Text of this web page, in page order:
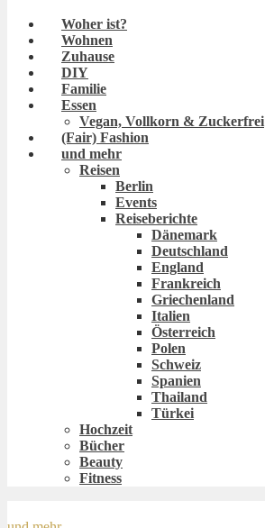
Woher ist?
Wohnen
Zuhause
DIY
Familie
Essen
Vegan, Vollkorn & Zuckerfrei
(Fair) Fashion
und mehr
Reisen
Berlin
Events
Reiseberichte
Dänemark
Deutschland
England
Frankreich
Griechenland
Italien
Österreich
Polen
Schweiz
Spanien
Thailand
Türkei
Hochzeit
Bücher
Beauty
Fitness